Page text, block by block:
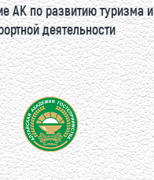
АК по развитию туризма и
деятельности